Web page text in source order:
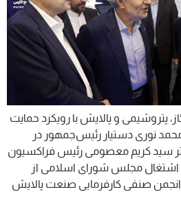
پتروشیمی و پالایش با رویکرد حمایت
نوری دستیار رئیس‌جمهور در
سید کریم معصومی رئیس فراکسیون
و اشتغال مجلس شورای اسلامی از
صنفی کارفرمایی صنعت پالایش